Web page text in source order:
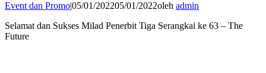
Event dan Promo|05/01/202205/01/2022oleh admin
Selamat dan Sukses Milad Penerbit Tiga Serangkai ke 63 – The
Future